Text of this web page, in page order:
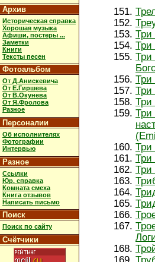
Архив
Историческая справка
Хорошая музыка
Афиши, постеры ...
Заметки
Книги
Тексты песен
Фотоальбом
От Д.Анискевича
От Е.Гиршева
От В.Окунева
От Я.Фролова
Разное
Персоналии
Об исполнителях
Фотографии
Интервью
Разное
Ссылки
Юр. справка
Комната смеха
Книга отзывов
Написать письмо
Поиск
Поиск по сайту
Счётчики
Три
Три
Три
Три
Три
Три
Три
Три
Три
Три